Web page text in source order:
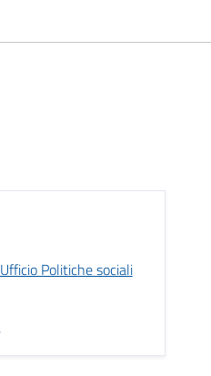
Ufficio Politiche sociali